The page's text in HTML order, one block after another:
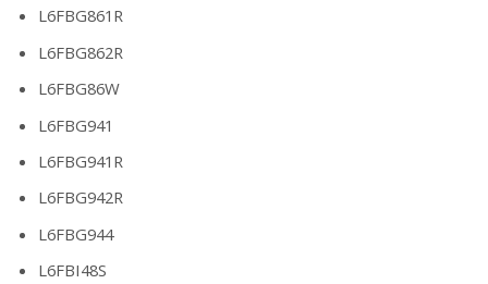
L6FBG861R
L6FBG862R
L6FBG86W
L6FBG941
L6FBG941R
L6FBG942R
L6FBG944
L6FBI48S